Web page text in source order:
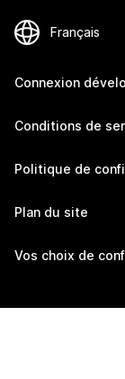
Connexion
Conditions de
Politique de
Plan du site
Vos choix de